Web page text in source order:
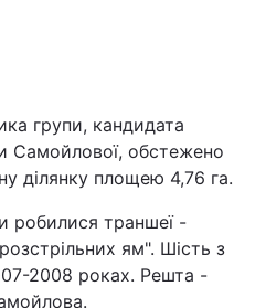
групи, кандидата
Самойлової, обстежено
ділянку площею 4,76 га.
робилися траншеї -
ям". Шість з
2008 роках. Решта -